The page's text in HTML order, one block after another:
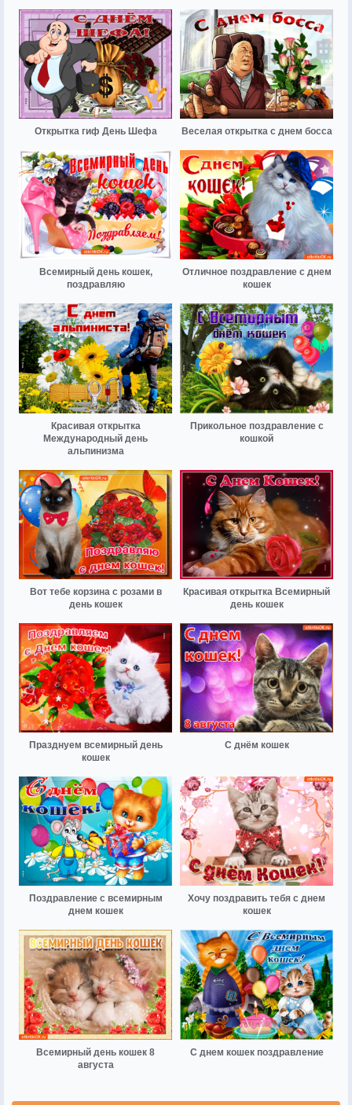
Открытка гиф День Шефа Веселая открытка с днем босса
Всемирный день кошек,
поздравляю
Отличное поздравление с днем
кошек
Красивая открытка
Международный день
альпинизма
Прикольное поздравление с
кошкой
Вот тебе корзина с розами в
день кошек
Красивая открытка Всемирный
день кошек
Празднуем всемирный день
кошек
С днём кошек
Поздравление с всемирным
днем кошек
Хочу поздравить тебя с днем
кошек
Всемирный день кошек 8
августа
С днем кошек поздравление